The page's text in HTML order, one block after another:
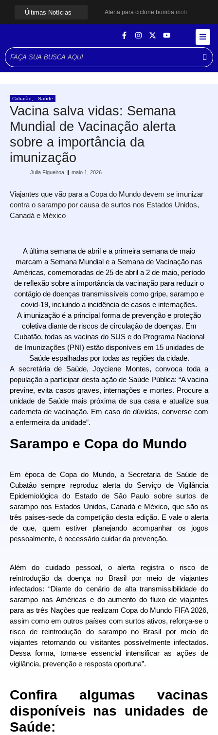
Últimas Notícias
Alerta para ciclone bomba mobiliza moradores de Cubatão após estragos causados por vendaval
Santos avança com proposta para municipalizar manutenção das calçadas
Cubatão Saúde
Vacina salva vidas: Semana
Mundial de Vacinação alerta
sobre a importância da
imunização
Julia Figueiroa maio 1, 2026
Viajantes que vão para a Copa do Mundo devem se imunizar
contra o sarampo por causa de surtos nos Estados Unidos,
Canadá e México
A última semana de abril e a primeira semana de maio
marcam a Semana Mundial e a Semana de Vacinação nas
Américas, comemoradas de 25 de abril a 2 de maio, período
de reflexão sobre a importância da vacinação para reduzir o
contágio de doenças transmissíveis como gripe, sarampo e
covid-19, incluindo a incidência de casos e internações.
A imunização é a principal forma de prevenção e proteção
coletiva diante de riscos de circulação de doenças. Em
Cubatão, todas as vacinas do SUS e do Programa Nacional
de Imunizações (PNI) estão disponíveis em 15 unidades de
Saúde espalhadas por todas as regiões da cidade.
A secretária de Saúde, Joyciene Montes, convoca toda a
população a participar desta ação de Saúde Pública: “A vacina
previne, evita casos graves, internações e mortes. Procure a
unidade de Saúde mais próxima de sua casa e atualize sua
caderneta de vacinação. Em caso de dúvidas, converse com
a enfermeira da unidade”.
Sarampo e Copa do Mundo
Em época de Copa do Mundo, a Secretaria de Saúde de
Cubatão sempre reproduz alerta do Serviço de Vigilância
Epidemiológica do Estado de São Paulo sobre surtos de
sarampo nos Estados Unidos, Canadá e México, que são os
três países-sede da competição desta edição. E vale o alerta
de que, quem estiver planejando acompanhar os jogos
pessoalmente, é necessário cuidar da prevenção.
Além do cuidado pessoal, o alerta registra o risco de
reintrodução da doença no Brasil por meio de viajantes
infectados: “Diante do cenário de alta transmissibilidade do
sarampo nas Américas e do aumento do fluxo de viajantes
para as três Nações que realizam Copa do Mundo FIFA 2026,
assim como em outros países com surtos ativos, reforça-se o
risco de reintrodução do sarampo no Brasil por meio de
viajantes retornando ou visitantes possivelmente infectados.
Dessa forma, torna-se essencial intensificar as ações de
vigilância, prevenção e resposta oportuna”.
Confira algumas vacinas
disponíveis nas unidades de
Saúde: